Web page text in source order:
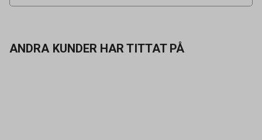
ANDRA KUNDER HAR TITTAT PÅ